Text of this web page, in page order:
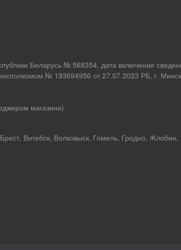
Беларусь № 568354, дата включения
№ 193694956 от 27.07.2023 РБ, г.
магазина)
Витебск, Волковыск, Гомель, Гродно,